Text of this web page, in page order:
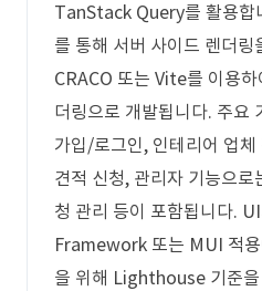
TanStack Query를 활용합
를 통해 서버 사이드 렌더링
CRACO 또는 Vite를 이용
더링으로 개발됩니다. 주요
가입/로그인, 인테리어 업
견적 신청, 관리자 기능으로
청 관리 등이 포함됩니다.
Framework 또는 MUI 적용
을 위해 Lighthouse 기준을